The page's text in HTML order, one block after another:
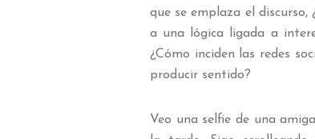
que se emplaza el discurso,
a una lógica ligada a
¿Cómo inciden las redes
producir sentido?
Veo una selfie de una